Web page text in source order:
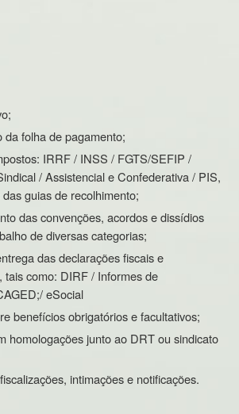
da folha de pagamento;
IRRF / INSS / FGTS/SEFIP /
/ Assistencial e Confederativa / PIS,
guias de recolhimento;
das convenções, acordos e dissídios
de diversas categorias;
das declarações fiscais e
tais como: DIRF / Informes de
eSocial
benefícios obrigatórios e facultativos;
homologações junto ao DRT ou sindicato
intimações e notificações.